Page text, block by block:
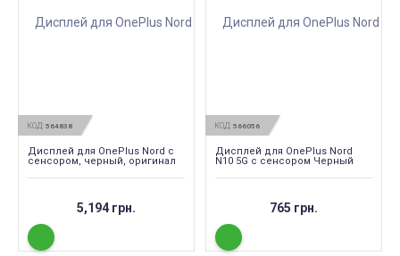
КОД: 564838
Дисплей для OnePlus Nord с
сенсором, черный, оригинал
5,194 грн.
КОД: 566056
Дисплей для OnePlus Nord
N10 5G с сенсором Черный
765 грн.